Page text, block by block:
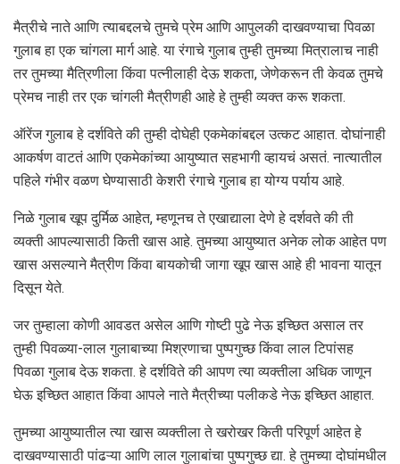
मैत्रीचे नाते आणि त्याबद्दलचे तुमचे प्रेम आणि आपुलकी दाखवण्याचा पिवळा
गुलाब हा एक चांगला मार्ग आहे. या रंगाचे गुलाब तुम्ही तुमच्या मित्रालाच नाही
तर तुमच्या मैत्रिणीला किंवा पत्नीलाही देऊ शकता, जेणेकरून ती केवळ तुमचे
प्रेमच नाही तर एक चांगली मैत्रीणही आहे हे तुम्ही व्यक्त करू शकता.
ऑरेंज गुलाब हे दर्शविते की तुम्ही दोघेही एकमेकांबद्दल उत्कट आहात. दोघांनाही
आकर्षण वाटतं आणि एकमेकांच्या आयुष्यात सहभागी व्हायचं असतं. नात्यातील
पहिले गंभीर वळण घेण्यासाठी केशरी रंगाचे गुलाब हा योग्य पर्याय आहे.
निळे गुलाब खूप दुर्मिळ आहेत, म्हणूनच ते एखाद्याला देणे हे दर्शवते की ती
व्यक्ती आपल्यासाठी किती खास आहे. तुमच्या आयुष्यात अनेक लोक आहेत पण
खास असल्याने मैत्रीण किंवा बायकोची जागा खूप खास आहे ही भावना यातून
दिसून येते.
जर तुम्हाला कोणी आवडत असेल आणि गोष्टी पुढे नेऊ इच्छित असाल तर
तुम्ही पिवळ्या-लाल गुलाबाच्या मिश्रणाचा पुष्पगुच्छ किंवा लाल टिपांसह
पिवळा गुलाब देऊ शकता. हे दर्शविते की आपण त्या व्यक्तीला अधिक जाणून
घेऊ इच्छित आहात किंवा आपले नाते मैत्रीच्या पलीकडे नेऊ इच्छित आहात.
तुमच्या आयुष्यातील त्या खास व्यक्तीला ते खरोखर किती परिपूर्ण आहेत हे
दाखवण्यासाठी पांढऱ्या आणि लाल गुलाबांचा पुष्पगुच्छ द्या. हे तुमच्या दोघांमधील